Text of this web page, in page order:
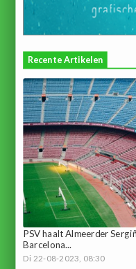
Recente Artikelen
PSV haalt Almeerder
Barcelona...
Di 22-08-2023, 08:30